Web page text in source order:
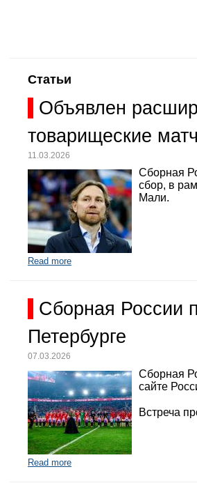
Статьи
Объявлен
товарищеские
11.03.2026
Сборная
сбор, в
Мали.
Read more
Сборная России
Петербурге
07.03.2026
Сборная
сайте
Встреча
Read more